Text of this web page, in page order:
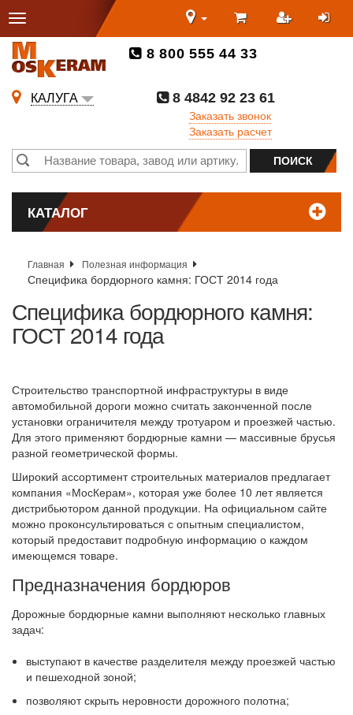
8 800 555 44 33
КАЛУГА
8 4842 92 23 61
Заказать звонок
Заказать расчет
КАТАЛОГ
Главная Полезная информация
Специфика бордюрного камня: ГОСТ 2014 года
Специфика бордюрного камня:
ГОСТ 2014 года
Строительство транспортной инфраструктуры в виде
автомобильной дороги можно считать законченной после
установки ограничителя между тротуаром и проезжей частью.
Для этого применяют бордюрные камни — массивные брусья
разной геометрической формы.
Широкий ассортимент строительных материалов предлагает
компания «МосКерам», которая уже более 10 лет является
дистрибьютором данной продукции. На официальном сайте
можно проконсультироваться с опытным специалистом,
который предоставит подробную информацию о каждом
имеющемся товаре.
Предназначения бордюров
Дорожные бордюрные камни выполняют несколько главных
задач:
выступают в качестве разделителя между проезжей частью
и пешеходной зоной;
позволяют скрыть неровности дорожного полотна;